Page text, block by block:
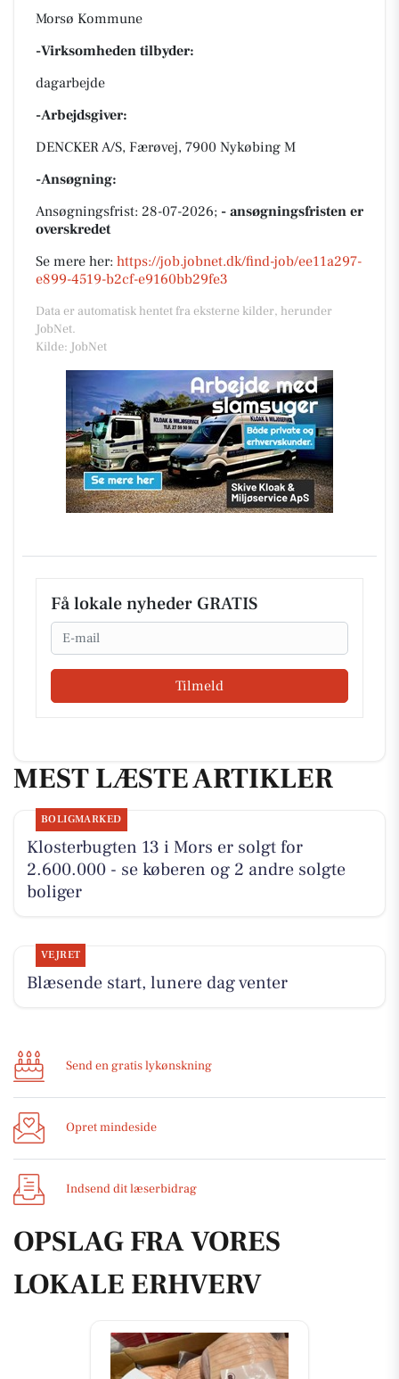
Morsø Kommune
-Virksomheden tilbyder:
dagarbejde
-Arbejdsgiver:
DENCKER A/S, Færøvej, 7900 Nykøbing M
-Ansøgning:
Ansøgningsfrist: 28-07-2026; - ansøgningsfristen er
overskredet
Se mere her: https://job.jobnet.dk/find-job/ee11a297-
e899-4519-b2cf-e9160bb29fe3
Data er automatisk hentet fra eksterne kilder, herunder
JobNet.
Kilde: JobNet
Få lokale nyheder GRATIS
Email
Tilmeld
MEST LÆSTE ARTIKLER
BOLIGMARKED
Klosterbugten 13 i Mors er solgt for
2.600.000 - se køberen og 2 andre solgte
boliger
VEJRET
Blæsende start, lunere dag venter
Send en gratis lykønskning
Opret mindeside
Indsend dit læserbidrag
OPSLAG FRA VORES
LOKALE ERHVERV